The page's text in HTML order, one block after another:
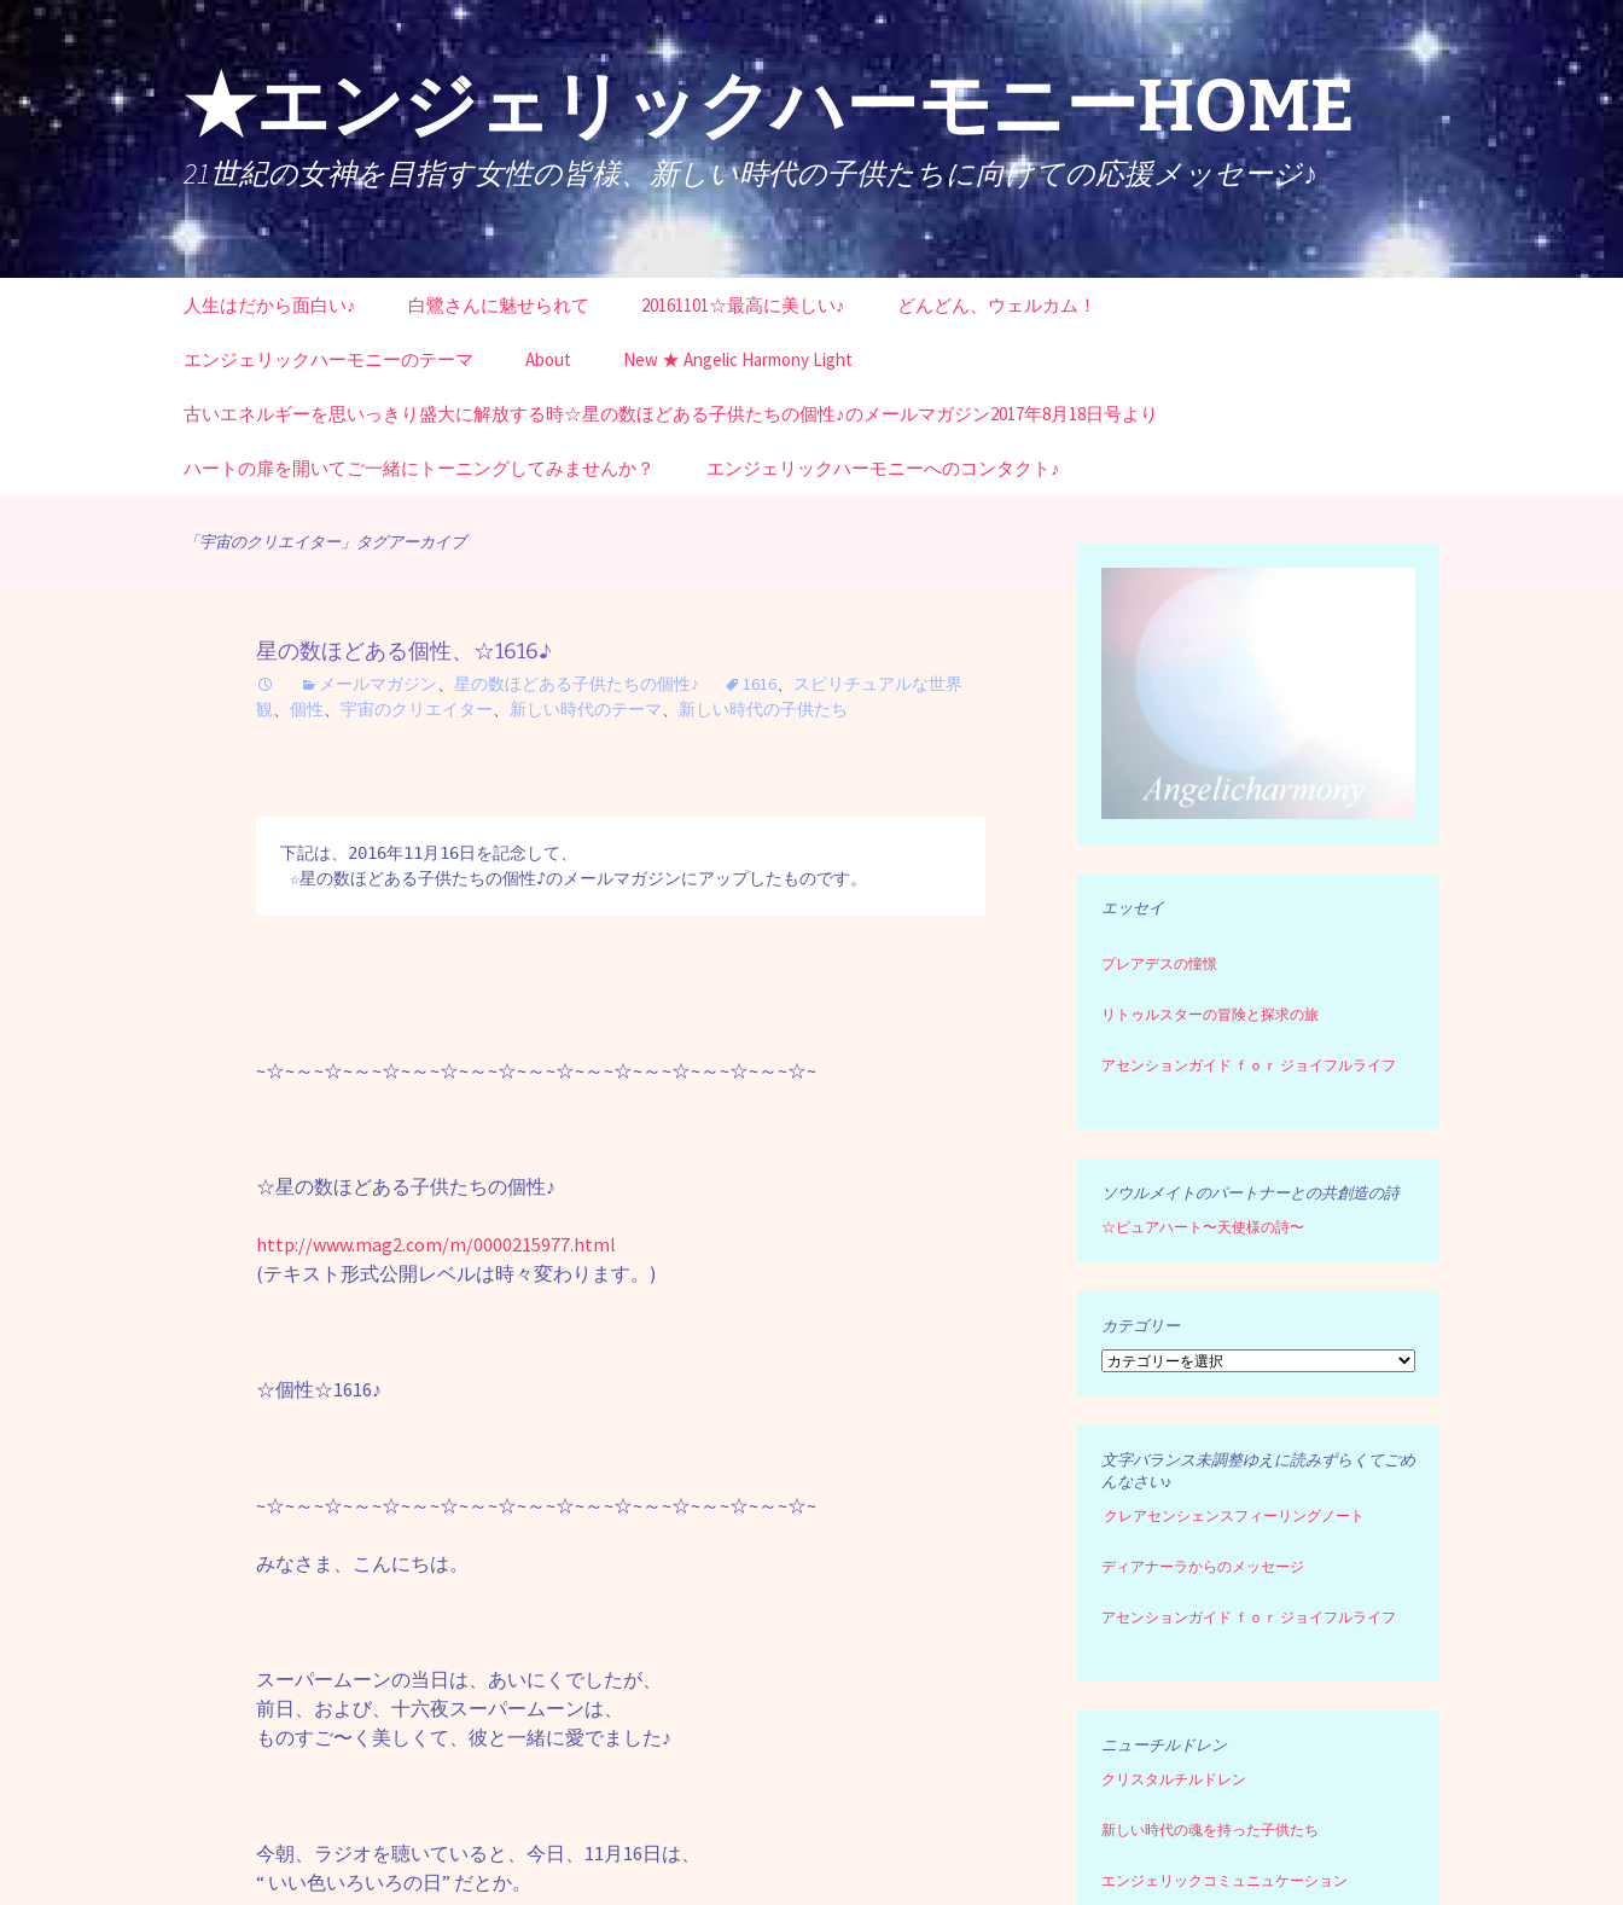
ン
ン
ッ
プ
★エンジェリックハーモニーHOME
21世紀の女神を目指す女性の皆様、新しい時代の子供たちに向けての応援メッセージ♪
人生はだから面白い♪ 白鷺さんに魅せられて 20161101☆最高に美しい♪ どんどん、ウェルカム！
エンジェリックハーモニーのテーマ About New ★ Angelic Harmony Light
古いエネルギーを思いっきり盛大に解放する時☆星の数ほどある子供たちの個性♪のメールマガジン2017年8月18日号より
ハートの扉を開いてご一緒にトーニングしてみませんか？ エンジェリックハーモニーへのコンタクト♪
「宇宙のクリエイター」タグアーカイブ
星の数ほどある個性、☆1616♪
メールマガジン、 星の数ほどある子供たちの個性♪ 1616、 スピリチュアルな世界
観、 個性、 宇宙のクリエイター、 新しい時代のテーマ、 新しい時代の子供たち
下記は、2016年11月16日を記念して、
☆星の数ほどある子供たちの個性♪のメールマガジンにアップしたものです。
~☆~～~☆~～~☆~～~☆~～~☆~～~☆~～~☆~～~☆~～~☆~～~☆~
☆星の数ほどある子供たちの個性♪
http://www.mag2.com/m/0000215977.html
(テキスト形式公開レベルは時々変わります。)
☆個性☆1616♪
~☆~～~☆~～~☆~～~☆~～~☆~～~☆~～~☆~～~☆~～~☆~～~☆~
みなさま、こんにちは。
スーパームーンの当日は、あいにくでしたが、
前日、および、十六夜スーパームーンは、
ものすご〜く美しくて、彼と一緒に愛でました♪
今朝、ラジオを聴いていると、今日、11月16日は、
“ いい色いろいろの日” だとか。
エッセイ
プレアデスの憧憬
リトゥルスターの冒険と探求の旅
アセンションガイド ｆｏｒ ジョイフルライフ
ソウルメイトのパートナーとの共創造の詩
☆ピュアハート〜天使様の詩〜
カテゴリー
カ
ゴ
リ
文字バランス未調整ゆえに読みずらくてごめ
んなさい♪
クレアセンシェンスフィーリングノート
ディアナーラからのメッセージ
アセンションガイド ｆｏｒ ジョイフルライフ
ニューチルドレン
クリスタルチルドレン
新しい時代の魂を持った子供たち
エンジェリックコミュニュケーション